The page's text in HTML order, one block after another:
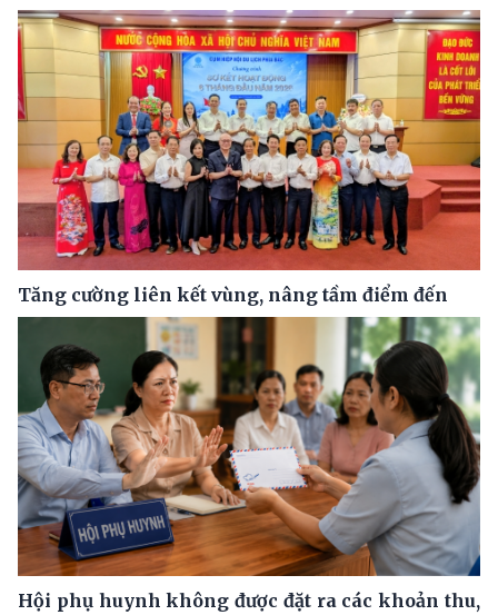
Tăng cường liên kết vùng, nâng tầm điểm đến
Hội phụ huynh không được đặt ra các khoản thu,